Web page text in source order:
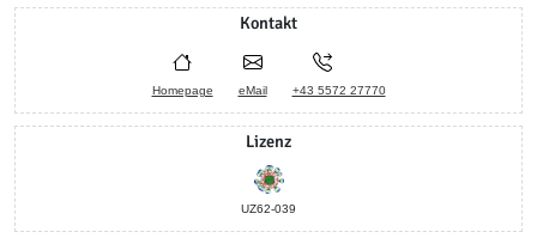
Kontakt
Homepage eMail +43 5572 27770
Lizenz
UZ62-039